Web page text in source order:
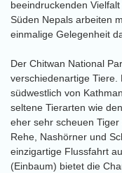
beeindruckenden
Süden Nepals arbeiten
einmalige Gelegenheit
Der Chitwan National
verschiedenartige Tiere.
südwestlich von
seltene Tierarten wie
eher sehr scheuen
Rehe, Nashörner und
einzigartige Flussfahrt
(Einbaum) bietet die